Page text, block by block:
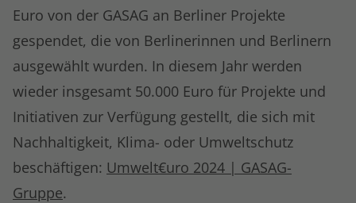
Euro von der GASAG an Berliner Projekte
gespendet, die von Berlinerinnen und Berlinern
ausgewählt wurden. In diesem Jahr werden
wieder insgesamt 50.000 Euro für Projekte und
Initiativen zur Verfügung gestellt, die sich mit
Nachhaltigkeit, Klima- oder Umweltschutz
beschäftigen: Umwelt€uro 2024 | GASAG-
Gruppe.